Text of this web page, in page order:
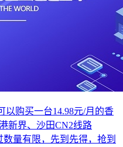
以购买一台14.98元/月的香
新界、沙田CN2线路
量有限，先到先得，抢到